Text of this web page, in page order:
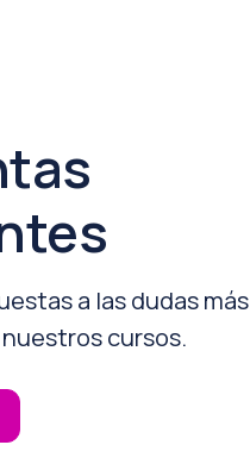
a las dudas más
cursos.